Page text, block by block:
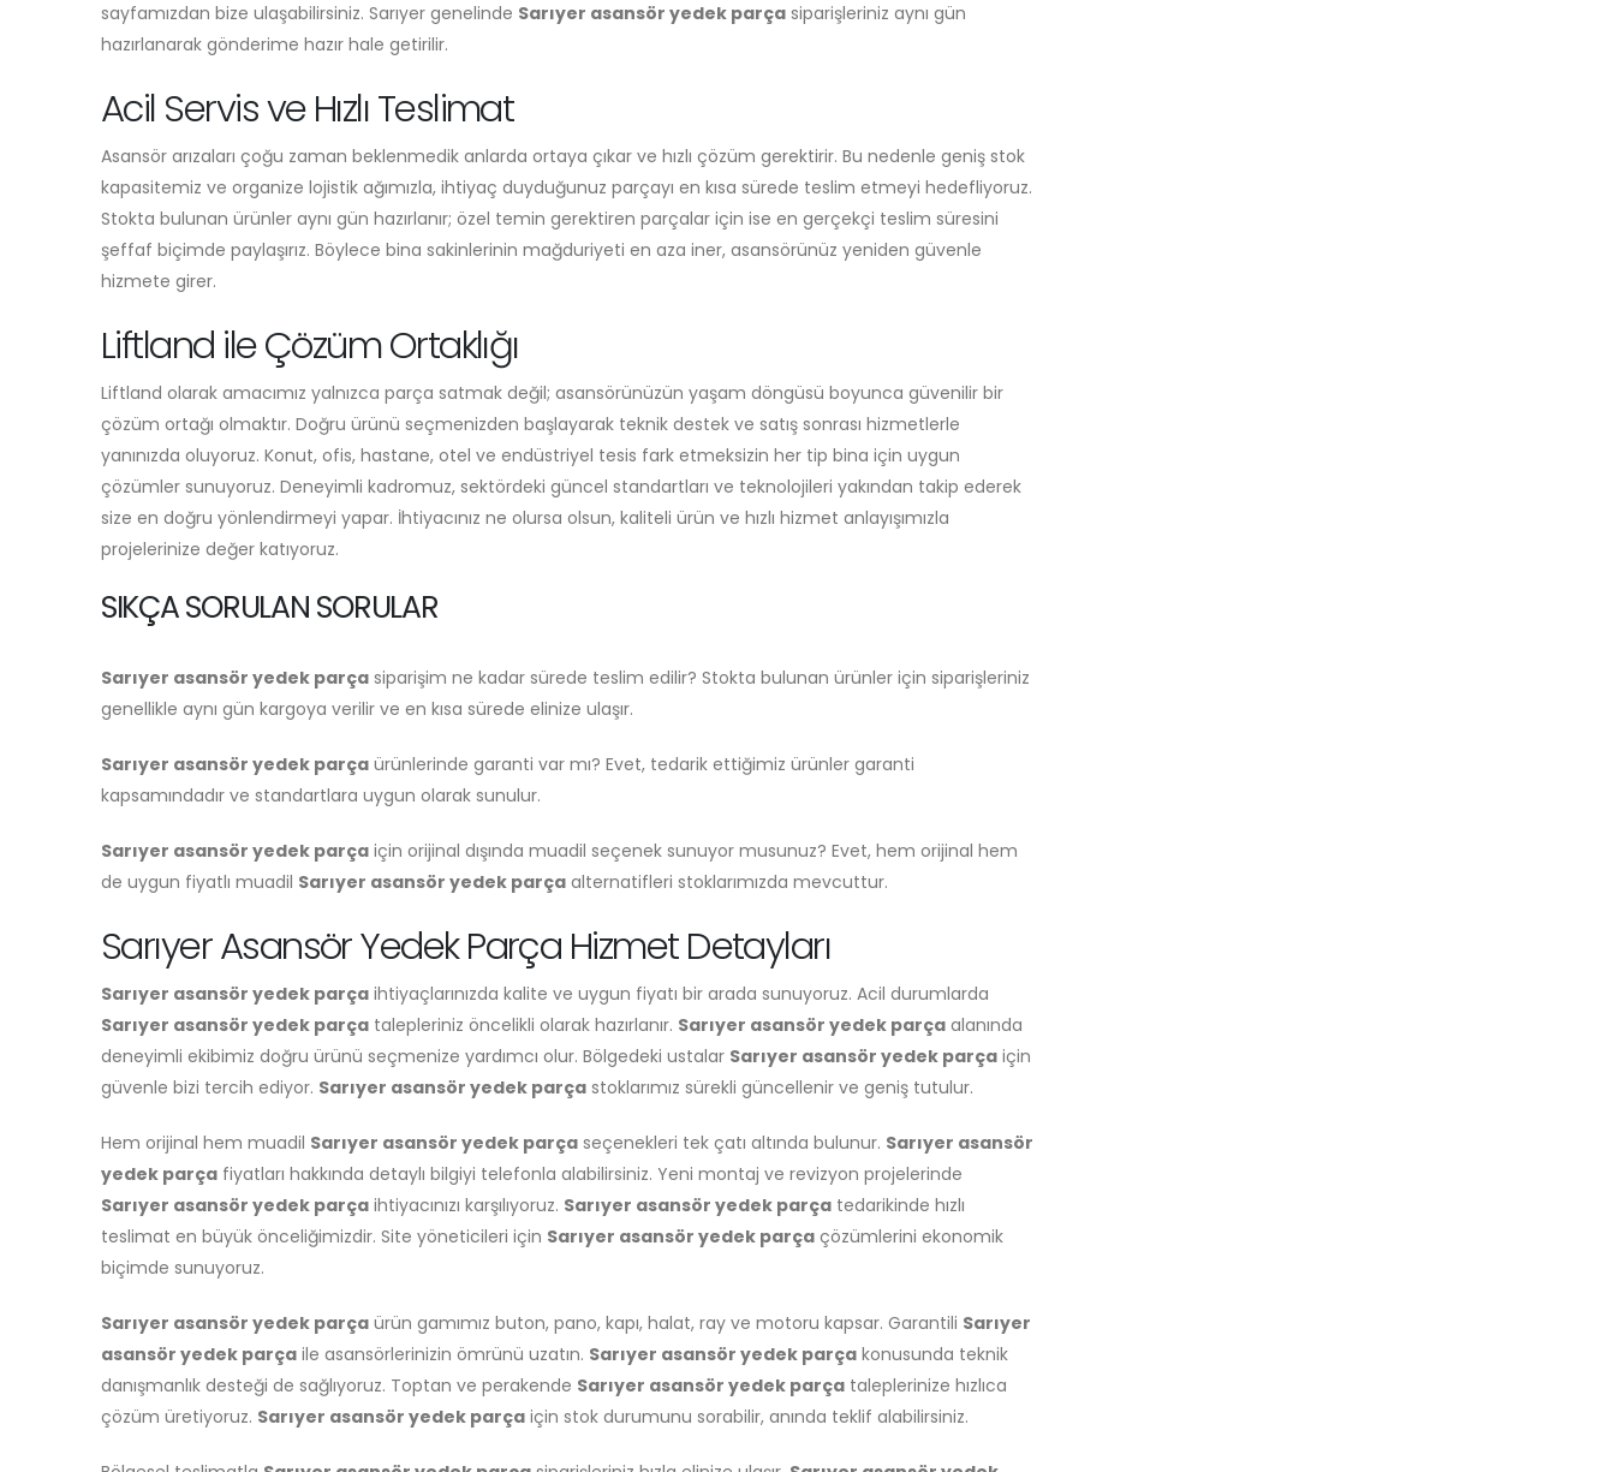
sayfamızdan bize ulaşabilirsiniz. Sarıyer genelinde Sarıyer asansör yedek parça siparişleriniz aynı gün
hazırlanarak gönderime hazır hale getirilir.
Acil Servis ve Hızlı Teslimat
Asansör arızaları çoğu zaman beklenmedik anlarda ortaya çıkar ve hızlı çözüm gerektirir. Bu nedenle geniş stok
kapasitemiz ve organize lojistik ağımızla, ihtiyaç duyduğunuz parçayı en kısa sürede teslim etmeyi hedefliyoruz.
Stokta bulunan ürünler aynı gün hazırlanır; özel temin gerektiren parçalar için ise en gerçekçi teslim süresini
şeffaf biçimde paylaşırız. Böylece bina sakinlerinin mağduriyeti en aza iner, asansörünüz yeniden güvenle
hizmete girer.
Liftland ile Çözüm Ortaklığı
Liftland olarak amacımız yalnızca parça satmak değil; asansörünüzün yaşam döngüsü boyunca güvenilir bir
çözüm ortağı olmaktır. Doğru ürünü seçmenizden başlayarak teknik destek ve satış sonrası hizmetlerle
yanınızda oluyoruz. Konut, ofis, hastane, otel ve endüstriyel tesis fark etmeksizin her tip bina için uygun
çözümler sunuyoruz. Deneyimli kadromuz, sektördeki güncel standartları ve teknolojileri yakından takip ederek
size en doğru yönlendirmeyi yapar. İhtiyacınız ne olursa olsun, kaliteli ürün ve hızlı hizmet anlayışımızla
projelerinize değer katıyoruz.
SIKÇA SORULAN SORULAR
Sarıyer asansör yedek parça siparişim ne kadar sürede teslim edilir? Stokta bulunan ürünler için siparişleriniz
genellikle aynı gün kargoya verilir ve en kısa sürede elinize ulaşır.
Sarıyer asansör yedek parça ürünlerinde garanti var mı? Evet, tedarik ettiğimiz ürünler garanti
kapsamındadır ve standartlara uygun olarak sunulur.
Sarıyer asansör yedek parça için orijinal dışında muadil seçenek sunuyor musunuz? Evet, hem orijinal hem
de uygun fiyatlı muadil Sarıyer asansör yedek parça alternatifleri stoklarımızda mevcuttur.
Sarıyer Asansör Yedek Parça Hizmet Detayları
Sarıyer asansör yedek parça ihtiyaçlarınızda kalite ve uygun fiyatı bir arada sunuyoruz. Acil durumlarda
Sarıyer asansör yedek parça talepleriniz öncelikli olarak hazırlanır. Sarıyer asansör yedek parça alanında
deneyimli ekibimiz doğru ürünü seçmenize yardımcı olur. Bölgedeki ustalar Sarıyer asansör yedek parça için
güvenle bizi tercih ediyor. Sarıyer asansör yedek parça stoklarımız sürekli güncellenir ve geniş tutulur.
Hem orijinal hem muadil Sarıyer asansör yedek parça seçenekleri tek çatı altında bulunur. Sarıyer asansör
yedek parça fiyatları hakkında detaylı bilgiyi telefonla alabilirsiniz. Yeni montaj ve revizyon projelerinde
Sarıyer asansör yedek parça ihtiyacınızı karşılıyoruz. Sarıyer asansör yedek parça tedarikinde hızlı
teslimat en büyük önceliğimizdir. Site yöneticileri için Sarıyer asansör yedek parça çözümlerini ekonomik
biçimde sunuyoruz.
Sarıyer asansör yedek parça ürün gamımız buton, pano, kapı, halat, ray ve motoru kapsar. Garantili Sarıyer
asansör yedek parça ile asansörlerinizin ömrünü uzatın. Sarıyer asansör yedek parça konusunda teknik
danışmanlık desteği de sağlıyoruz. Toptan ve perakende Sarıyer asansör yedek parça taleplerinize hızlıca
çözüm üretiyoruz. Sarıyer asansör yedek parça için stok durumunu sorabilir, anında teklif alabilirsiniz.